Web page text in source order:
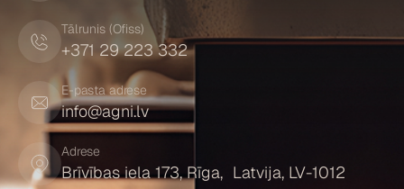
Tālrunis (Ofiss)
+371 29 223 332
E-pasta adrese
info@agni.lv
Adrese
Brīvības iela 173, Rīga, Latvija, LV-1012